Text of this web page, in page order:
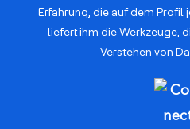
Erfahrung, die auf dem Profil
liefert ihm die Werkzeuge,
Verstehen von